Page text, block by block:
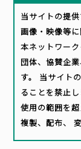
当サイトの提
画像・映像等
本ネットワー
団体、協賛企
す。 当サイト
ることを禁止
使用の範囲を
複製、配布、